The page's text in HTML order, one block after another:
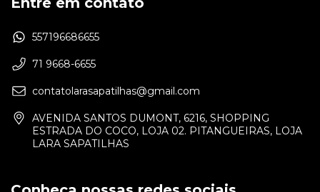
557196686655
71 9668-6655
contatolarasapatilhas@gmail.com
AVENIDA SANTOS DUMONT, 6216, SHOPPING
ESTRADA DO COCO, LOJA 02. PITANGUEIRAS, LOJA
LARA SAPATILHAS